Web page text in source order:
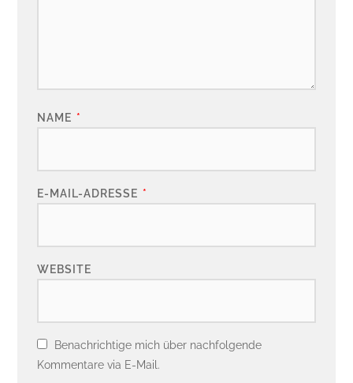
NAME *
E-MAIL-ADRESSE *
WEBSITE
Benachrichtige mich über nachfolgende
Kommentare via E-Mail.